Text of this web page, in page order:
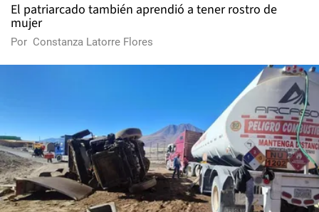
El patriarcado también aprendió a tener rostro de
mujer
Por Constanza Latorre Flores